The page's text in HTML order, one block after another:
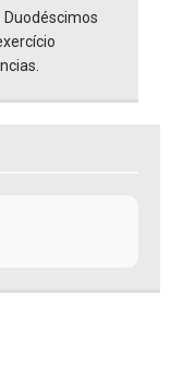
Duodéscimos